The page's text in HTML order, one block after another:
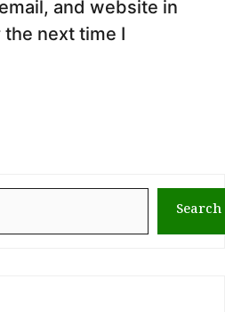
and website in
next time I
Search